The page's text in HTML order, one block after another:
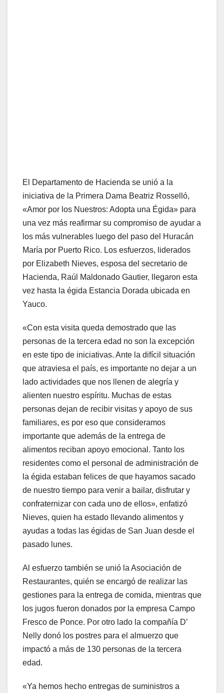
El Departamento de Hacienda se unió a la
iniciativa de la Primera Dama Beatriz Rosselló,
«Amor por los Nuestros: Adopta una Égida» para
una vez más reafirmar su compromiso de ayudar a
los más vulnerables luego del paso del Huracán
María por Puerto Rico. Los esfuerzos, liderados
por Elizabeth Nieves, esposa del secretario de
Hacienda, Raúl Maldonado Gautier, llegaron esta
vez hasta la égida Estancia Dorada ubicada en
Yauco.
«Con esta visita queda demostrado que las
personas de la tercera edad no son la excepción
en este tipo de iniciativas. Ante la difícil situación
que atraviesa el país, es importante no dejar a un
lado actividades que nos llenen de alegría y
alienten nuestro espíritu. Muchas de estas
personas dejan de recibir visitas y apoyo de sus
familiares, es por eso que consideramos
importante que además de la entrega de
alimentos reciban apoyo emocional. Tanto los
residentes como el personal de administración de
la égida estaban felices de que hayamos sacado
de nuestro tiempo para venir a bailar, disfrutar y
confraternizar con cada uno de ellos», enfatizó
Nieves, quien ha estado llevando alimentos y
ayudas a todas las égidas de San Juan desde el
pasado lunes.
Al esfuerzo también se unió la Asociación de
Restaurantes, quién se encargó de realizar las
gestiones para la entrega de comida, mientras que
los jugos fueron donados por la empresa Campo
Fresco de Ponce. Por otro lado la compañía D’
Nelly donó los postres para el almuerzo que
impactó a más de 130 personas de la tercera
edad.
«Ya hemos hecho entregas de suministros a